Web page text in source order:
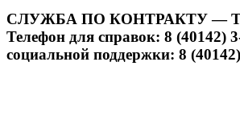
СЛУЖБА ПО КОНТРАКТУ —
Телефон для справок: 8 (40142)
социальной поддержки: 8